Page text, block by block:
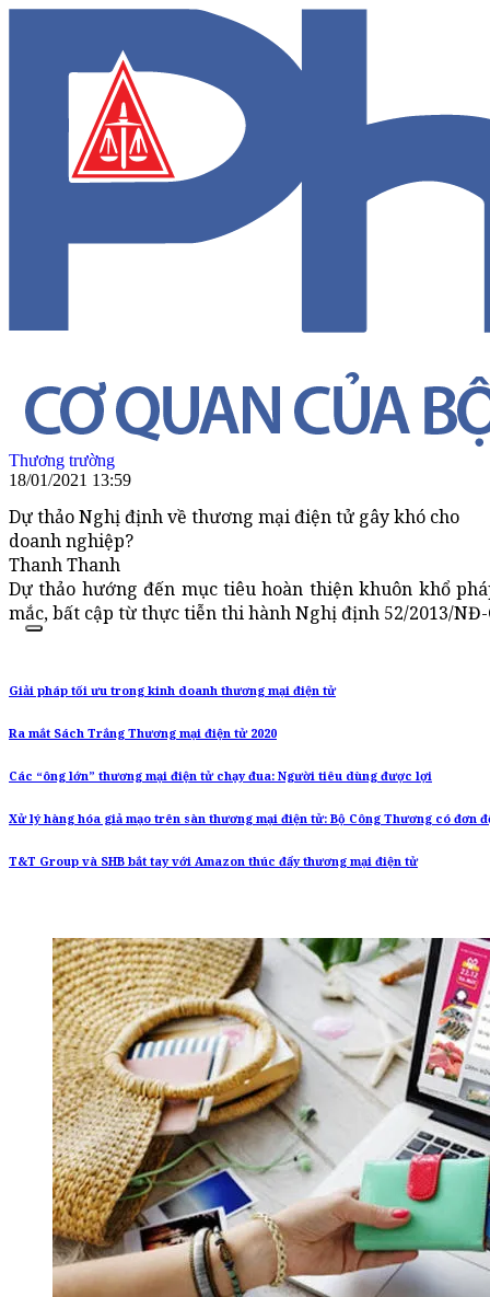
Thương trường
18/01/2021 13:59
Dự thảo Nghị định về thương mại điện tử gây khó cho
doanh nghiệp?
Thanh Thanh
Dự thảo hướng đến mục tiêu hoàn thiện khuôn khổ
mắc, bất cập từ thực tiễn thi hành Nghị định 52/2013/NĐ-
Giải pháp tối ưu trong kinh doanh thương mại điện tử
Ra mắt Sách Trắng Thương mại điện tử 2020
Các “ông lớn” thương mại điện tử chạy đua: Người tiêu dùng được lợi
Xử lý hàng hóa giả mạo trên sàn thương mại điện tử: Bộ Công Thương có đơn
T&T Group và SHB bắt tay với Amazon thúc đẩy thương mại điện tử